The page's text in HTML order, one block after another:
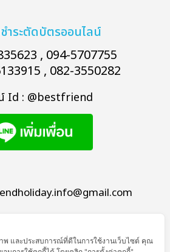
ำระตัดบัตรออนไลน์
, 094-5707755
, 082-3550282
Id : @bestfriend
าพ และประสบการณ์ที่ดีในการใช้งานเว็บไซต์ คุณ